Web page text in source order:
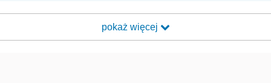
pokaż więcej